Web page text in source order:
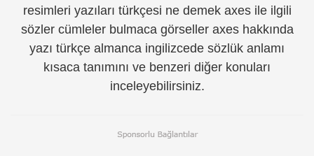
resimleri yazıları türkçesi ne demek axes ile ilgili
sözler cümleler bulmaca görseller axes hakkında
yazı türkçe almanca ingilizcede sözlük anlamı
kısaca tanımını ve benzeri diğer konuları
inceleyebilirsiniz.